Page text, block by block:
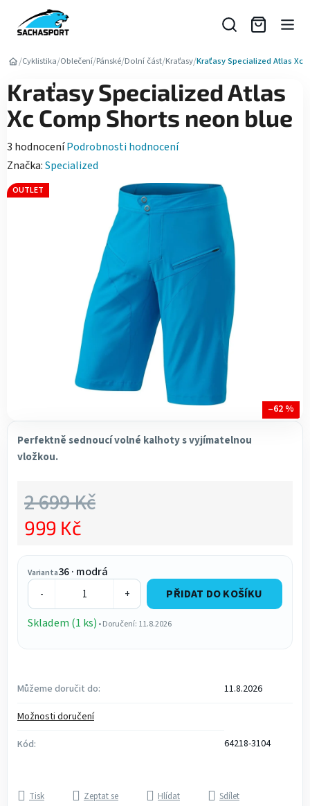
obsah
/Cyklistika/Oblečení/Pánské/Dolní část/Kraťasy/Kraťasy Specialized Atlas Xc
Perfektně sednoucí volné kalhoty s vyjímatelnou
vložkou.
Varianta36 · modrá
- +
PŘIDAT DO KOŠÍKU
Skladem (1 ks) • Doručení: 11.8.2026
Můžeme doručit do:
11.8.2026
Možnosti doručení
Kód:
64218-3104
2 699 Kč
999 Kč
Tisk Zeptat se Hlídat Sdílet
Kraťasy Specialized Atlas
Xc Comp Shorts neon blue
Průměrné
hodnocení
produktu
je
3 hodnoceníPodrobnosti hodnocení
Značka:Specialized
OUTLET
–62 %